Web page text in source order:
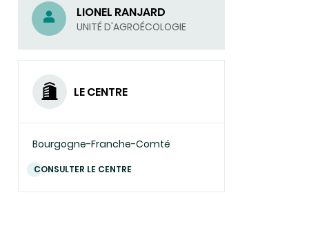
LIONEL RANJARD
UNITÉ D'AGROÉCOLOGIE
LE CENTRE
Bourgogne-Franche-Comté
CONSULTER LE CENTRE